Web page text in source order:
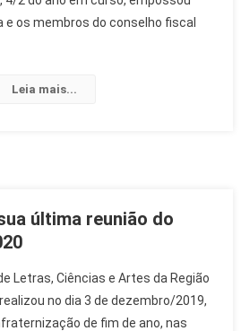
os membros do conselho fiscal
Leia mais...
última reunião do
Letras, Ciências e Artes da Região
no dia 3 de dezembro/2019,
de fim de ano, nas